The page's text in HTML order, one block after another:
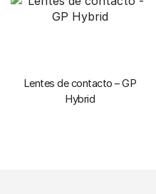
Lentes de contacto – GP
Hybrid